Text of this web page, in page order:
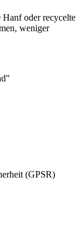
oder recycelte
weniger
(GPSR)